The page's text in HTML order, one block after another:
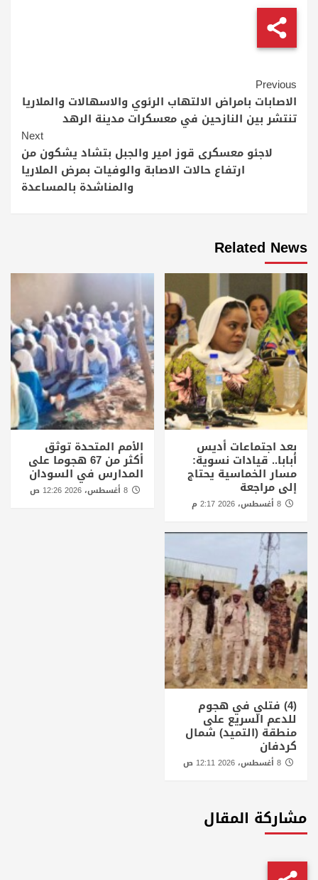
Continue
Reading
Previous
الاصابات بامراض الالتهاب الرئوي والاسهالات والملاريا
تنتشر بين النازحين في معسكرات مدينة الرهد
Next
لاجئو معسكرى قوز امير والجبل بتشاد يشكون من
ارتفاع حالات الاصابة والوفيات بمرض الملاريا
والمناشدة بالمساعدة
Related News
بعد اجتماعات أديس
أبابا.. قيادات نسوية:
مسار الخماسية يحتاج
إلى مراجعة
الأمم المتحدة توثق
أكثر من 67 هجوما على
المدارس في السودان
8 أغسطس، 2026 12:26 ص
(4) فتلي في هجوم
للدعم السريع على
منطقة (التميد) شمال
كردفان
مشاركة المقال